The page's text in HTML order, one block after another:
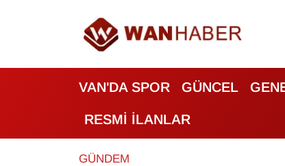
VAN'DA SPOR GÜNCEL
RESMİ İLANLAR
GÜNDEM
ASAYİŞ
BİLİM VE TEKNOLOJİ
Biyografi
Van Nöbetçi Eczaneler
Van Hava Durumu
Van Namaz Vakitleri
Van Trafik Yoğunluk Haritası